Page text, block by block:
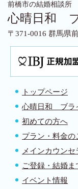
前橋市の結婚相談所
心晴日和
〒371-0016 群馬県
トップページ
心晴日和 ブラ
初めての方へ
プラン・料金の
メインカウンセ
ご登録・結婚ま
イベント情報